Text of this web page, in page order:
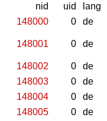
nid uid lang
148000
0 de
148001 0 de
148002
0 de
148003
0 de
148004
0 de
148005
0 de